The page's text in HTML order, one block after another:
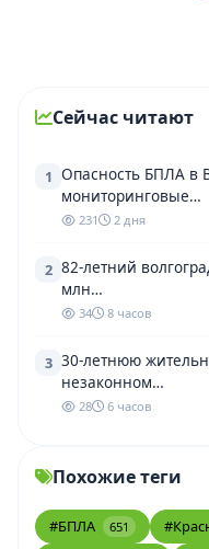
Сейчас читают
1 Опасность БПЛА в
мониторинговые…
231 2 дня
2 82-летний
млн…
34 8 часов
3 30-летнюю
незаконном…
28 6 часов
Похожие теги
#БПЛА 651